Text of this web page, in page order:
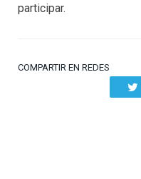
participar.
COMPARTIR EN REDES